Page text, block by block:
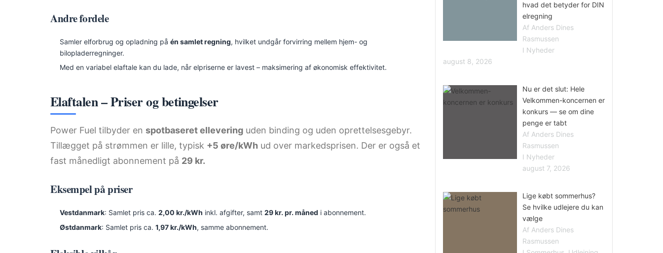
Andre fordele
Samler elforbrug og opladning på én samlet regning, hvilket undgår forvirring mellem hjem- og
bilopladerregninger.
Med en variabel elaftale kan du lade, når elpriserne er lavest – maksimering af økonomisk effektivitet.
Elaftalen – Priser og betingelser
Power Fuel tilbyder en spotbaseret ellevering uden binding og uden oprettelsesgebyr.
Tillægget på strømmen er lille, typisk +5 øre/kWh ud over markedsprisen. Der er også et
fast månedligt abonnement på 29 kr.
Eksempel på priser
Vestdanmark: Samlet pris ca. 2,00 kr./kWh inkl. afgifter, samt 29 kr. pr. måned i abonnement.
Østdanmark: Samlet pris ca. 1,97 kr./kWh, samme abonnement.
hvad det betyder for DIN
elregning
Af Anders Dines
Rasmussen
I Nyheder
august 8, 2026
Nu er det slut: Hele
Velkommen-koncernen er
konkurs — se om dine
penge er tabt
Af Anders Dines
Rasmussen
I Nyheder
august 7, 2026
Lige købt sommerhus?
Se hvilke udlejere du kan
vælge
Af Anders Dines
Rasmussen